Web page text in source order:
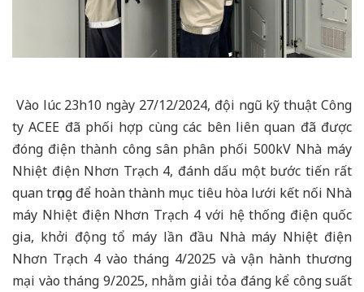
Vào lúc 23h10 ngày 27/12/2024, đội ngũ kỹ thuật Công
ty ACEE đã phối hợp cùng các bên liên quan đã được
đóng điện thành công sân phân phối 500kV Nhà máy
Nhiệt điện Nhơn Trạch 4, đánh dấu một bước tiến rất
quan trọng để hoàn thành mục tiêu hòa lưới kết nối Nhà
máy Nhiệt điện Nhơn Trạch 4 với hệ thống điện quốc
gia, khởi động tổ máy lần đầu Nhà máy Nhiệt điện
Nhơn Trạch 4 vào tháng 4/2025 và vận hành thương
mại vào tháng 9/2025, nhằm giải tỏa đáng kể công suất